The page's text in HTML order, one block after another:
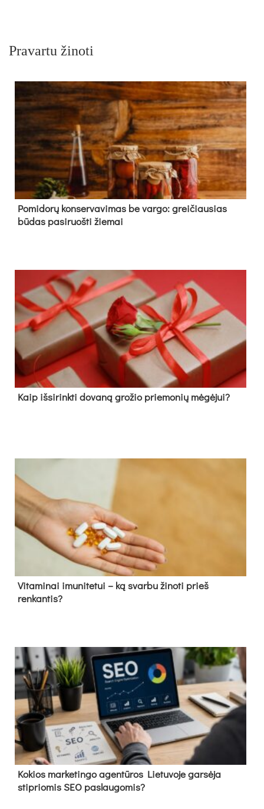
Pravartu žinoti
Pomidorų konservavimas be vargo: greičiausias
būdas pasiruošti žiemai
Kaip išsirinkti dovaną grožio priemonių mėgėjui?
Vitaminai imunitetui – ką svarbu žinoti prieš
renkantis?
Kokios marketingo agentūros Lietuvoje garsėja
stipriomis SEO paslaugomis?